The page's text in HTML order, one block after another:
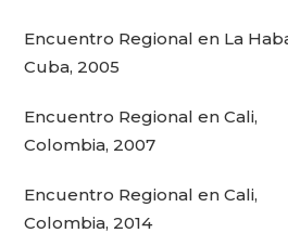
Encuentro Regional en La
Cuba, 2005
Encuentro Regional en Cali,
Colombia, 2007
Encuentro Regional en Cali,
Colombia, 2014